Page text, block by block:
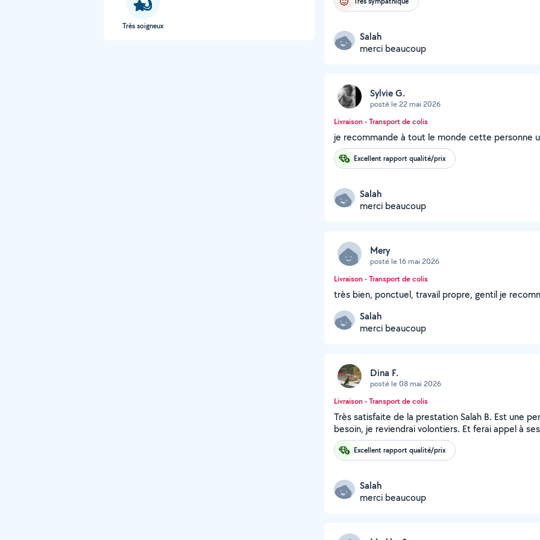
Très soigneux
Salah
merci beaucoup
Sylvie G.
posté le 22 mai 2026
Livraison - Transport de colis
je recommande à tout le monde cette personne
Excellent rapport qualité/prix
Salah
merci beaucoup
Mery
posté le 16 mai 2026
Livraison - Transport de colis
très bien, ponctuel, travail propre, gentil je
Salah
merci beaucoup
Dina F.
posté le 08 mai 2026
Livraison - Transport de colis
Très satisfaite de la prestation Salah B. Est une
besoin, je reviendrai volontiers. Et ferai appel à
Excellent rapport qualité/prix
Salah
merci beaucoup